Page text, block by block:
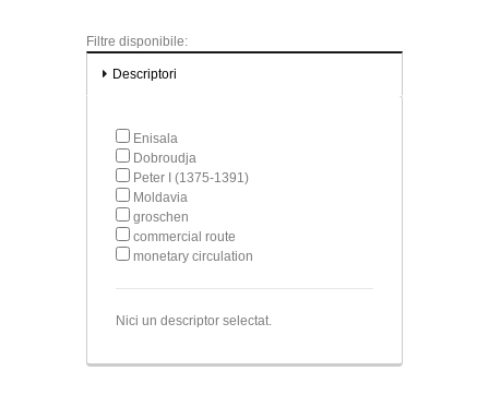
Filtre disponibile:
Descriptori
Enisala
Dobroudja
Peter I (1375-1391)
Moldavia
groschen
commercial route
monetary circulation
Nici un descriptor selectat.